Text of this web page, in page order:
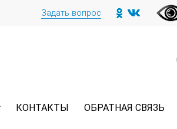
Задать вопрос
КОНТАКТЫ ОБРАТНАЯ СВЯЗЬ